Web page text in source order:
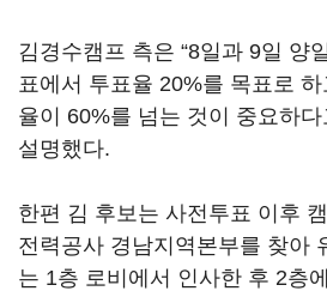
김경수캠프 측은 “8일과 9일 양
표에서 투표율 20%를 목표로 하
율이 60%를 넘는 것이 중요하
설명했다.
한편 김 후보는 사전투표 이후
전력공사 경남지역본부를 찾아
는 1층 로비에서 인사한 후 2층